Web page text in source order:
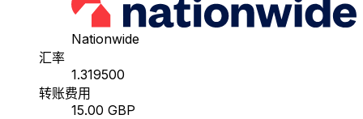
Nationwide
汇率
1.319500
转账费用
15.00 GBP